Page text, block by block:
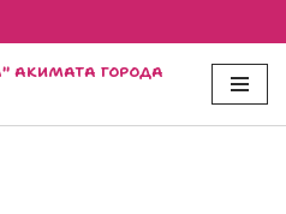
АКИМАТА ГОРОДА